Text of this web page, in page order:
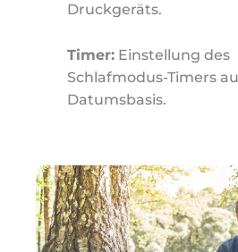
Druckgeräts.
Timer: Einstellung des
Schlafmodus-Timers
Datumsbasis.